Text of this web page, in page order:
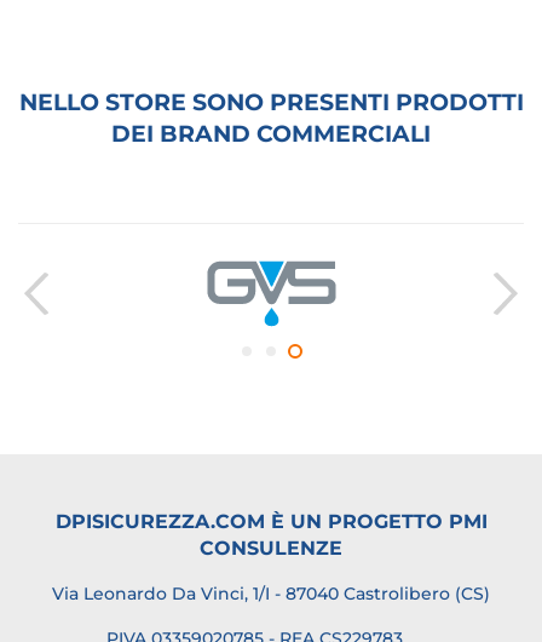
NELLO STORE SONO PRESENTI PRODOTTI
DEI BRAND COMMERCIALI
DPISICUREZZA.COM È UN PROGETTO PMI
CONSULENZE
Via Leonardo Da Vinci, 1/I - 87040 Castrolibero (CS)